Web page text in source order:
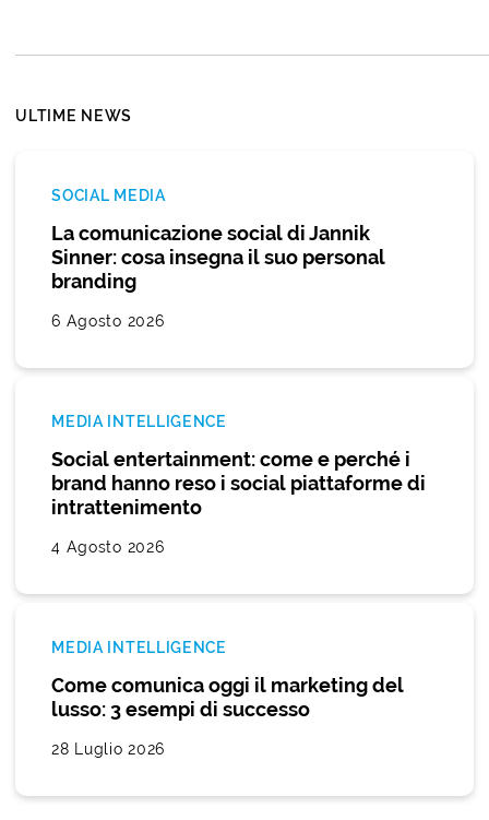
ULTIME NEWS
SOCIAL MEDIA
La comunicazione social di Jannik
Sinner: cosa insegna il suo personal
branding
6 Agosto 2026
MEDIA INTELLIGENCE
Social entertainment: come e perché i
brand hanno reso i social piattaforme di
intrattenimento
4 Agosto 2026
MEDIA INTELLIGENCE
Come comunica oggi il marketing del
lusso: 3 esempi di successo
28 Luglio 2026